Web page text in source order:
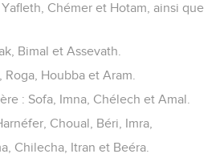
Chémer et Hotam, ainsi que
Bimal et Assevath.
Houbba et Aram.
: Sofa, Imna, Chélech et Amal.
Choual, Béri, Imra,
Chilecha, Itran et Beéra.